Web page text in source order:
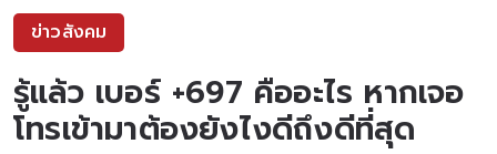
ข่าวสังคม
รู้แล้ว เบอร์ +697 คืออะไร หากเจอ
โทรเข้ามาต้องยังไงดีถึงดีที่สุด